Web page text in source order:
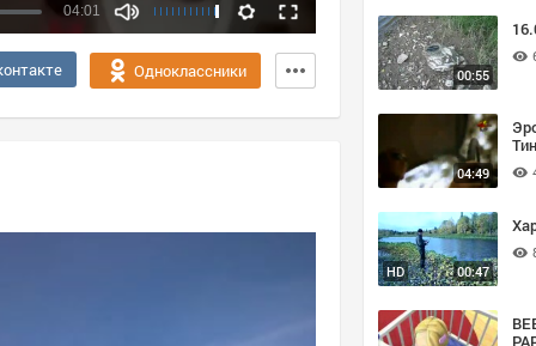
Качество:
360p
720p
04:01
Одноклассники 00:55
04:49
00:47
HD